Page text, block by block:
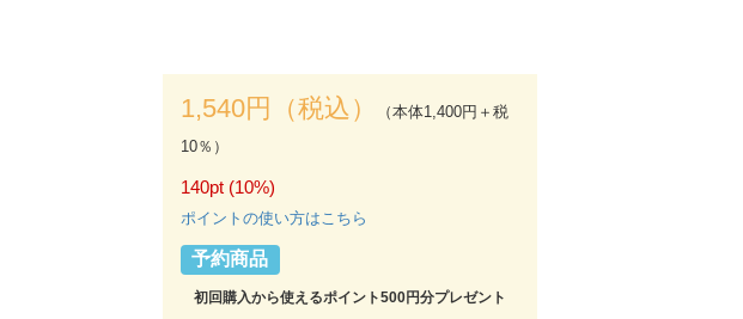
1,540円（税込）
（本体1,400円＋税
10％）
140pt (10%)
ポイントの使い方はこちら
予約商品
初回購入から使えるポイント500円分プレゼント